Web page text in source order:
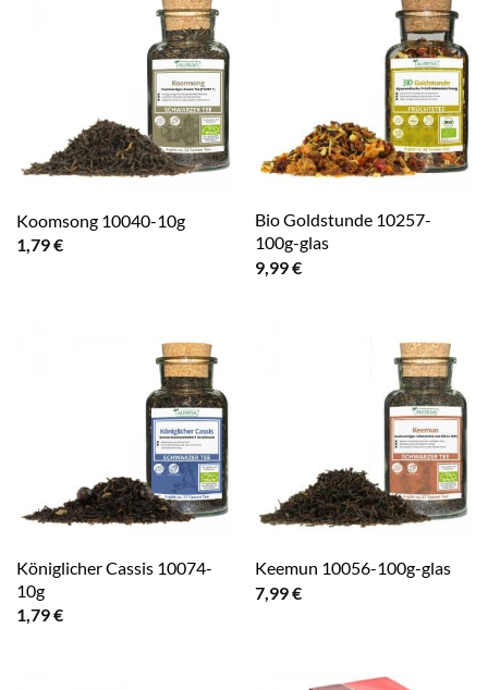
Koomsong 10040-10g
1,79€
Bio Goldstunde 10257-
100g-glas
9,99€
Königlicher Cassis 10074-
10g
1,79€
Keemun 10056-100g-glas
7,99€